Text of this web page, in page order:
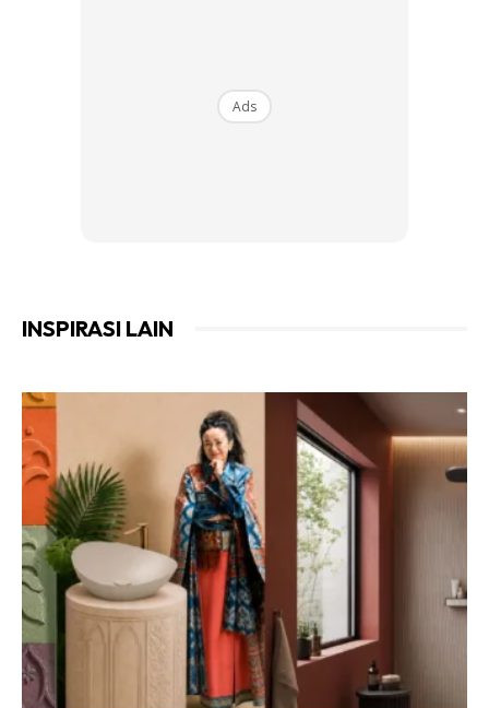
4. Siraman & Baja
Perlu siram hari-hari kerana pokok tomato ni cepat layu
kalu panas dan jangan lupa letak baja supaya berbunga.
Saya gunakan baja pallet tahi ayam & ezigrow.
5. Racun Serangga
Perlu juga sembur racun serangga sebab pokok tomato
senang dihinggapi bena. Saya gunakan cuka kayu.
Ads
INSPIRASI LAIN